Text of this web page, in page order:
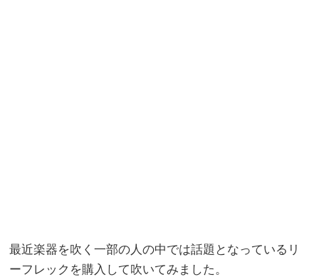
最近楽器を吹く一部の人の中では話題となっているリ
ーフレックを購入して吹いてみました。